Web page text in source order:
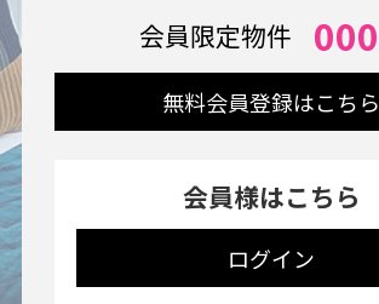
会員限定物件 000
無料会員登録はこちら
会員様はこちら
ログイン